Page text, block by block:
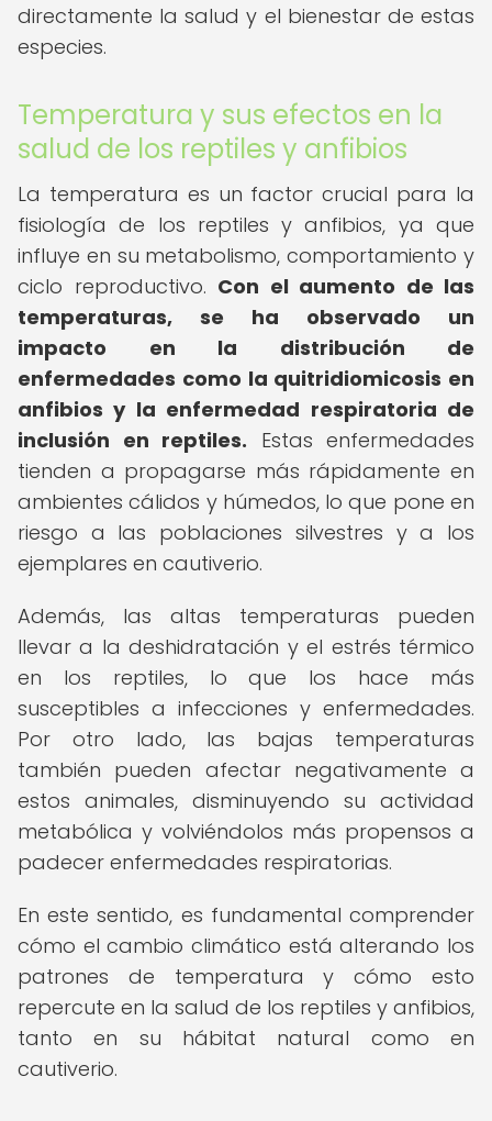
directamente la salud y el bienestar de estas
especies.
Temperatura y sus efectos en la
salud de los reptiles y anfibios
La temperatura es un factor crucial para la
fisiología de los reptiles y anfibios, ya que
influye en su metabolismo, comportamiento y
ciclo reproductivo. Con el aumento de las
temperaturas, se ha observado un
impacto en la distribución de
enfermedades como la quitridiomicosis en
anfibios y la enfermedad respiratoria de
inclusión en reptiles. Estas enfermedades
tienden a propagarse más rápidamente en
ambientes cálidos y húmedos, lo que pone en
riesgo a las poblaciones silvestres y a los
ejemplares en cautiverio.
Además, las altas temperaturas pueden
llevar a la deshidratación y el estrés térmico
en los reptiles, lo que los hace más
susceptibles a infecciones y enfermedades.
Por otro lado, las bajas temperaturas
también pueden afectar negativamente a
estos animales, disminuyendo su actividad
metabólica y volviéndolos más propensos a
padecer enfermedades respiratorias.
En este sentido, es fundamental comprender
cómo el cambio climático está alterando los
patrones de temperatura y cómo esto
repercute en la salud de los reptiles y anfibios,
tanto en su hábitat natural como en
cautiverio.